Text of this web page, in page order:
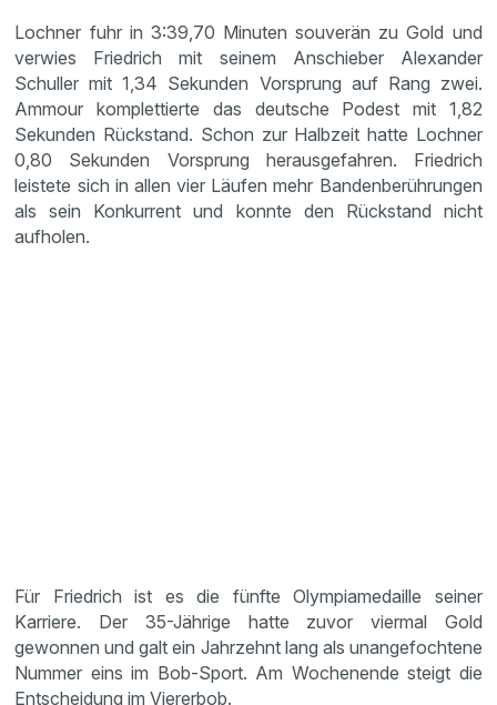
Lochner fuhr in 3:39,70 Minuten souverän zu Gold und
verwies Friedrich mit seinem Anschieber Alexander
Schuller mit 1,34 Sekunden Vorsprung auf Rang zwei.
Ammour komplettierte das deutsche Podest mit 1,82
Sekunden Rückstand. Schon zur Halbzeit hatte Lochner
0,80 Sekunden Vorsprung herausgefahren. Friedrich
leistete sich in allen vier Läufen mehr Bandenberührungen
als sein Konkurrent und konnte den Rückstand nicht
aufholen.
Für Friedrich ist es die fünfte Olympiamedaille seiner
Karriere. Der 35-Jährige hatte zuvor viermal Gold
gewonnen und galt ein Jahrzehnt lang als unangefochtene
Nummer eins im Bob-Sport. Am Wochenende steigt die
Entscheidung im Viererbob.